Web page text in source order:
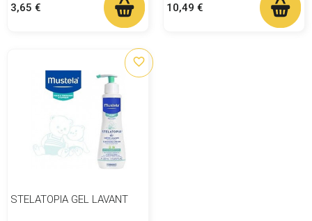
Prix
3,65 € Prix
10,49 €
STELATOPIA GEL LAVANT
favorite_border